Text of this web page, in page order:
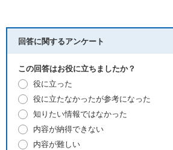
回答に関するアンケート
この回答はお役に立ちましたか？
役に立った
役に立たなかったが参考になった
知りたい情報ではなかった
内容が納得できない
内容が難しい